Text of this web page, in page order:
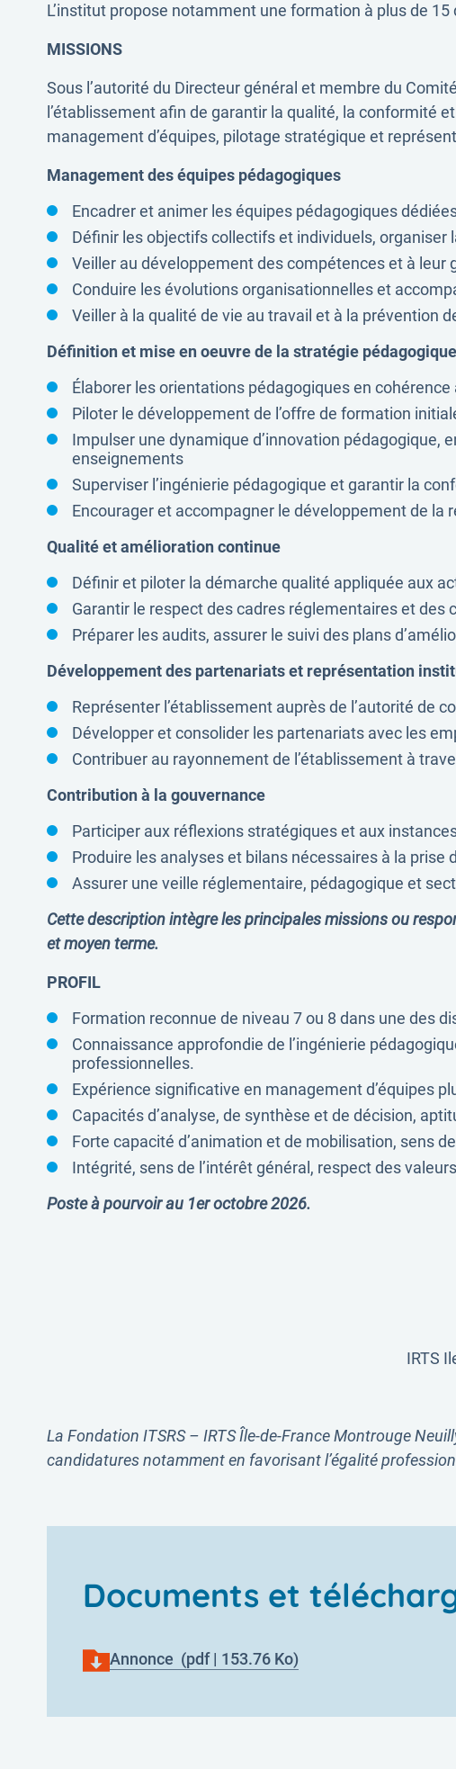
L’institut propose notamment une formation à plus de
MISSIONS
Sous l’autorité du Directeur général et membre du
l’établissement afin de garantir la qualité, la conformité
management d’équipes, pilotage stratégique et
Management des équipes pédagogiques
Encadrer et animer les équipes pédagogiques
Définir les objectifs collectifs et individuels,
Veiller au développement des compétences et à
Conduire les évolutions organisationnelles et
Veiller à la qualité de vie au travail et à la prévention
Définition et mise en oeuvre de la stratégie pédagogique
Élaborer les orientations pédagogiques en
Piloter le développement de l’offre de formation
Impulser une dynamique d’innovation pédagogique,
enseignements
Superviser l’ingénierie pédagogique et garantir la
Encourager et accompagner le développement de la
Qualité et amélioration continue
Définir et piloter la démarche qualité appliquée aux
Garantir le respect des cadres réglementaires et des
Préparer les audits, assurer le suivi des plans
Développement des partenariats et représentation
Représenter l’établissement auprès de l’autorité de
Développer et consolider les partenariats avec les
Contribuer au rayonnement de l’établissement à
Contribution à la gouvernance
Participer aux réflexions stratégiques et aux
Produire les analyses et bilans nécessaires à la prise
Assurer une veille réglementaire, pédagogique et
Cette description intègre les principales missions ou
et moyen terme.
PROFIL
Formation reconnue de niveau 7 ou 8 dans une des
Connaissance approfondie de l’ingénierie
professionnelles.
Expérience significative en management d’équipes
Capacités d’analyse, de synthèse et de décision,
Forte capacité d’animation et de mobilisation, sens
Intégrité, sens de l’intérêt général, respect des
Poste à pourvoir au 1er octobre 2026.
IRTS
La Fondation ITSRS – IRTS Île-de-France Montrouge
candidatures notamment en favorisant l’égalité
Documents et
Annonce (pdf | 153.76 Ko)